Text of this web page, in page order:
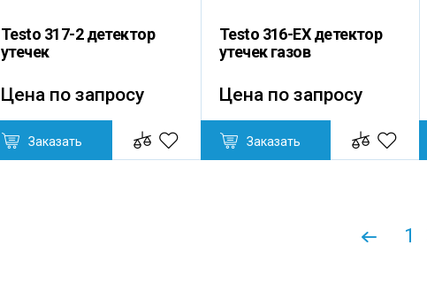
Testo 317-2 детектор
утечек
Цена по запросу
Заказать
Testo 316-ЕХ детектор
утечек газов
Цена по запросу
Заказать
1